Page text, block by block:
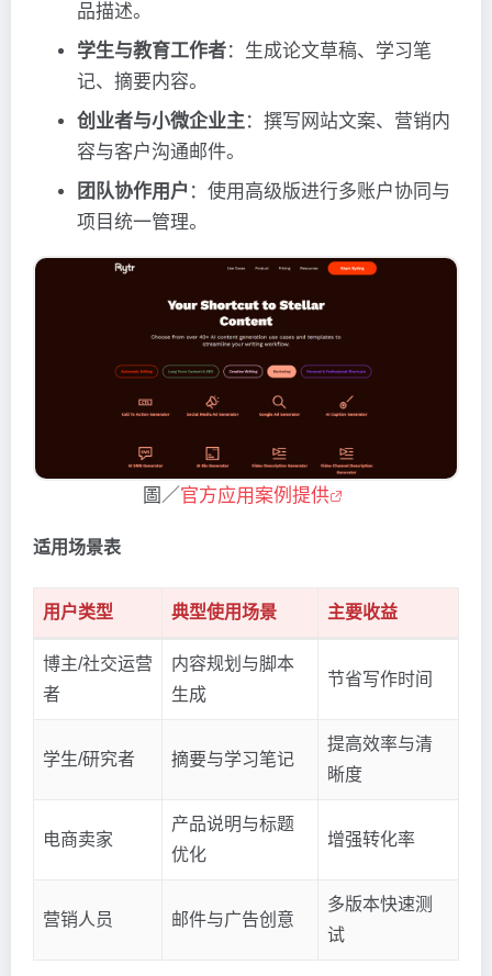
品描述。
学生与教育工作者：生成论文草稿、学习笔
记、摘要内容。
创业者与小微企业主：撰写网站文案、营销内
容与客户沟通邮件。
团队协作用户 ：使用高级版进行多账户协同与
项目统一管理。
圖／ 官方应用案例提供
适用场景表
用户类型 典型使用场景 主要收益
博主/社交运营
者
内容规划与脚本
生成
节省写作时间
学生/研究者 摘要与学习笔记
提高效率与清
晰度
电商卖家
产品说明与标题
优化
增强转化率
营销人员 邮件与广告创意
多版本快速测
试